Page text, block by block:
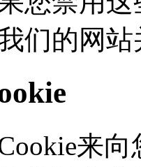
们的网
来向